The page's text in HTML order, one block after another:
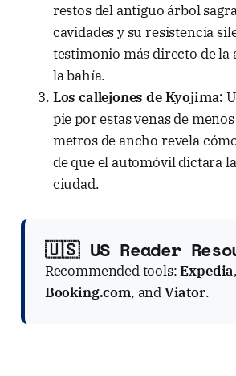
restos del antiguo árbol
cavidades y su resistencia
testimonio más directo de la
la bahía.
Los callejones de Kyojima:
pie por estas venas de
metros de ancho revela
de que el automóvil dictara
ciudad.
🇺🇸 US Reader
Recommended tools:Expedia,
Booking.com, andViator.